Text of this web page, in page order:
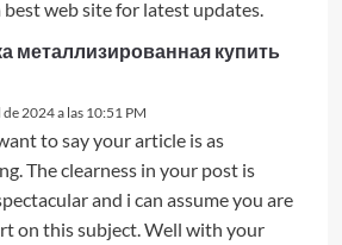
best web site for latest updates.
металлизированная купить
2024 a las 10:51 PM
to say your article is as
The clearness in your post is
and i can assume you are
on this subject. Well with your